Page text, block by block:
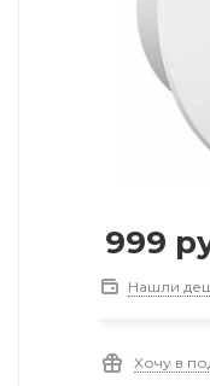
999
Нашли
Хочу в